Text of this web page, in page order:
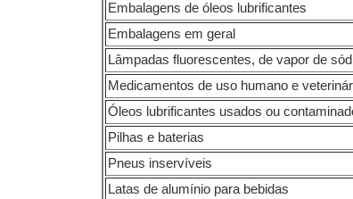
Embalagens de óleos lubrificantes
Embalagens em geral
Lâmpadas fluorescentes, de vapor de
Medicamentos de uso humano e
Óleos lubrificantes usados ou
Pilhas e baterias
Pneus inservíveis
Latas de alumínio para bebidas